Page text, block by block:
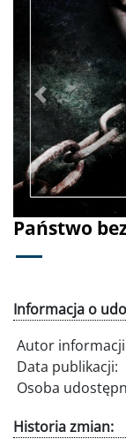
Państwo
Poprzednie
Informacja o
Autor
Data publikacji:
Osoba
Historia zmian: